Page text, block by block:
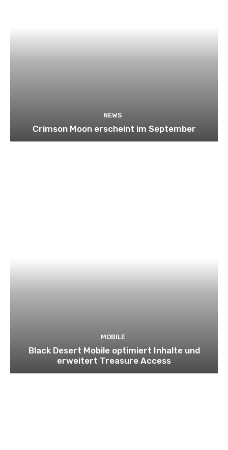
NEWS
Crimson Moon erscheint im September
MOBILE
Black Desert Mobile optimiert Inhalte und
erweitert Treasure Access